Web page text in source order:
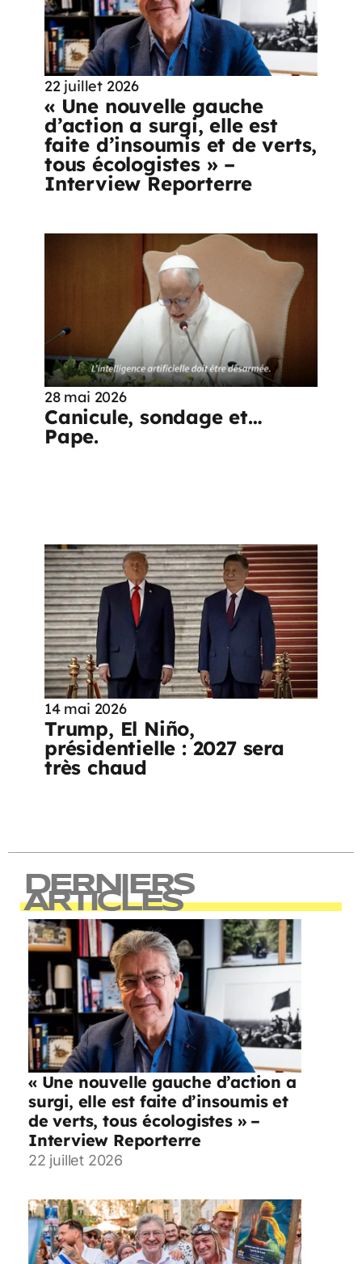
22 juillet 2026
« Une nouvelle gauche
d’action a surgi, elle est
faite d’insoumis et de verts,
tous écologistes » –
Interview Reporterre
28 mai 2026
Canicule, sondage et…
Pape.
14 mai 2026
Trump, El Niño,
présidentielle : 2027 sera
très chaud
DERNIERS
ARTICLES
« Une nouvelle gauche d’action a
surgi, elle est faite d’insoumis et
de verts, tous écologistes » –
Interview Reporterre
22 juillet 2026